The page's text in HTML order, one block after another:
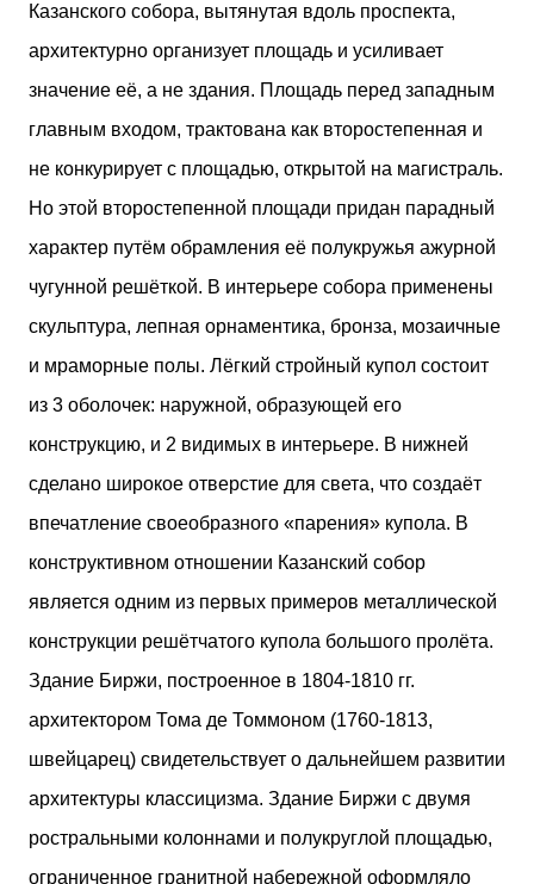
Казанского собора, вытянутая вдоль проспекта,
архитектурно организует площадь и усиливает
значение её, а не здания. Площадь перед западным
главным входом, трактована как второстепенная и
не конкурирует с площадью, открытой на магистраль.
Но этой второстепенной площади придан парадный
характер путём обрамления её полукружья ажурной
чугунной решёткой. В интерьере собора применены
скульптура, лепная орнаментика, бронза, мозаичные
и мраморные полы. Лёгкий стройный купол состоит
из 3 оболочек: наружной, образующей его
конструкцию, и 2 видимых в интерьере. В нижней
сделано широкое отверстие для света, что создаёт
впечатление своеобразного «парения» купола. В
конструктивном отношении Казанский собор
является одним из первых примеров металлической
конструкции решётчатого купола большого пролёта.
Здание Биржи, построенное в 1804-1810 гг.
архитектором Тома де Томмоном (1760-1813,
швейцарец) свидетельствует о дальнейшем развитии
архитектуры классицизма. Здание Биржи с двумя
ростральными колоннами и полукруглой площадью,
ограниченное гранитной набережной оформляло